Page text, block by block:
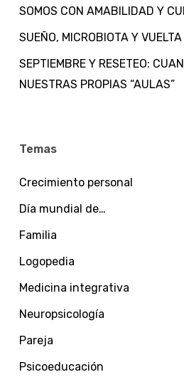
SOMOS CON AMABILIDAD Y
SUEÑO, MICROBIOTA Y
SEPTIEMBRE Y RESETEO:
NUESTRAS PROPIAS “AULAS”
Temas
Crecimiento personal
Día mundial de…
Familia
Logopedia
Medicina integrativa
Neuropsicología
Pareja
Psicoeducación